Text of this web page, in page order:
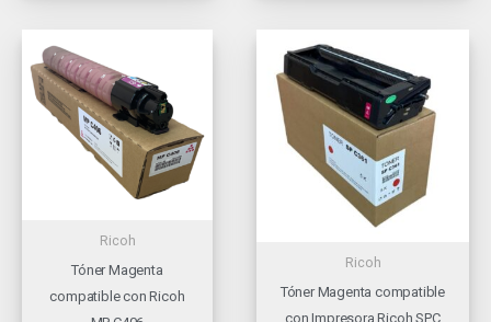
Ricoh
Tóner Magenta
compatible con Ricoh
Ricoh
Tóner Magenta compatible
con Impresora Ricoh SPC